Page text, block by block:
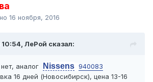
16 ноября, 2016
10:54, ЛеРой сказал:
аналог Nissens 940083
16 дней (Новосибирск), цена 13-16